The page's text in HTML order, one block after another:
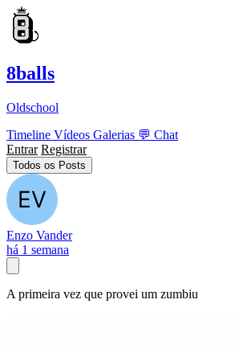
8balls
Oldschool
Timeline Vídeos Galerias 💬 Chat
Entrar Registrar
Todos os Posts
Enzo Vander
há 1 semana
A primeira vez que provei um zumbiu